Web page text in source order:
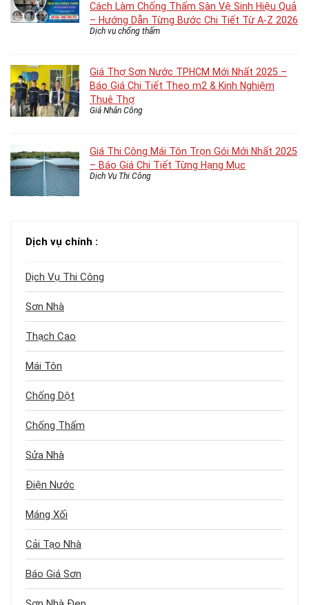
Cách Làm Chống Thấm Sàn Vệ Sinh Hiệu Quả
– Hướng Dẫn Từng Bước Chi Tiết Từ A-Z 2026
Dịch vụ chống thấm
Giá Thợ Sơn Nước TPHCM Mới Nhất 2025 –
Báo Giá Chi Tiết Theo m2 & Kinh Nghiệm
Thuê Thợ
Giá Nhân Công
Giá Thi Công Mái Tôn Trọn Gói Mới Nhất 2025
– Báo Giá Chi Tiết Từng Hạng Mục
Dịch Vụ Thi Công
Dịch vụ chính :
Dịch Vụ Thi Công
Sơn Nhà
Thạch Cao
Mái Tôn
Chống Dột
Chống Thấm
Sửa Nhà
Điện Nước
Máng Xối
Cải Tạo Nhà
Báo Giá Sơn